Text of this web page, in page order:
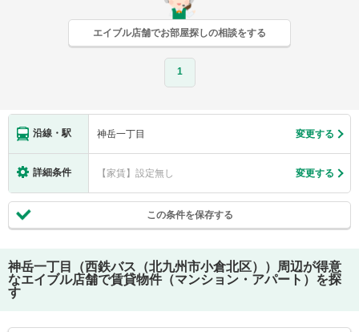
エイブル店舗でお部屋探しの相談をする
1
沿線・駅 神岳一丁目 変更する
詳細条件 【家賃】設定無し 変更する
この条件を保存する
神岳一丁目（西鉄バス（北九州市小倉北区））
周辺が得意
なエイブル店舗で賃貸物件（マンション・アパート）を探
す